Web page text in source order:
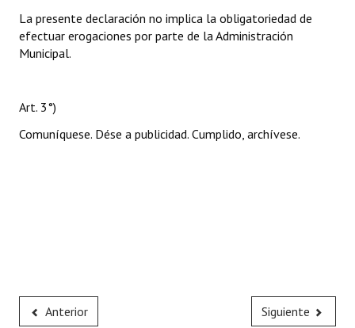
La presente declaración no implica la obligatoriedad de
efectuar erogaciones por parte de la Administración
Municipal.
Art. 3°)
Comuníquese. Dése a publicidad. Cumplido, archívese.
Anterior Siguiente